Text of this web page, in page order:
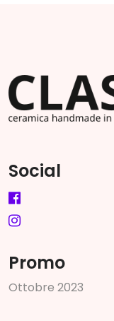
Social
Promo
Ottobre 2023